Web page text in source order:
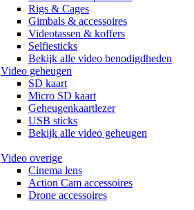
Rigs & Cages
Gimbals & accessoires
Videotassen & koffers
Selfiesticks
Bekijk alle video benodigdheden
Video geheugen
SD kaart
Micro SD kaart
Geheugenkaartlezer
USB sticks
Bekijk alle video geheugen
Video overige
Cinema lens
Action Cam accessoires
Drone accessoires